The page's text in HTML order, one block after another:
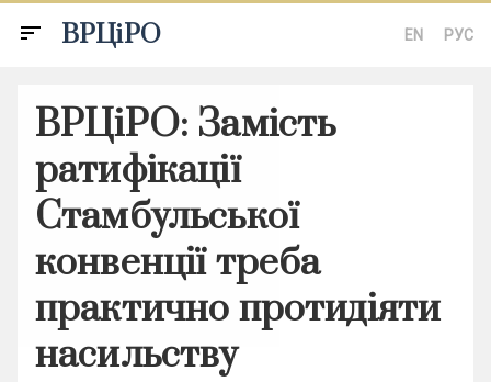
sort ВРЦіРО EN РУС
ВРЦіРО: Замість
ратифікації
Стамбульської
конвенції треба
практично протидіяти
насильству